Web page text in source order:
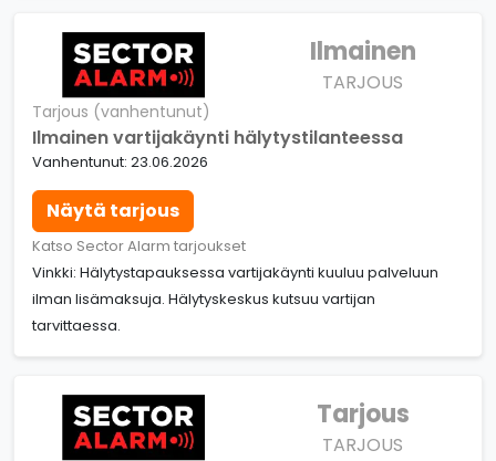
Ilmainen
TARJOUS
Tarjous (vanhentunut)
Ilmainen vartijakäynti hälytystilanteessa
Vanhentunut: 23.06.2026
Näytä tarjous
Katso Sector Alarm tarjoukset
Vinkki: Hälytystapauksessa vartijakäynti kuuluu palveluun
ilman lisämaksuja. Hälytyskeskus kutsuu vartijan
tarvittaessa.
Tarjous
TARJOUS